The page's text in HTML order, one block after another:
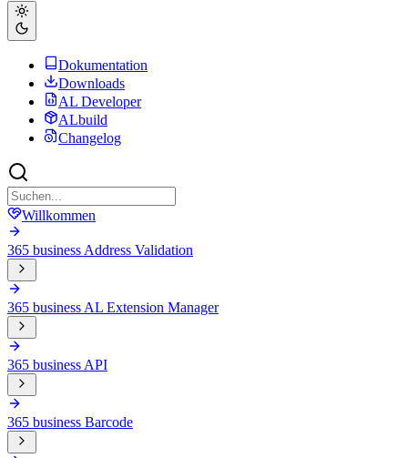
Dokumentation
Downloads
AL Developer
ALbuild
Changelog
Willkommen
365 business Address Validation
365 business AL Extension Manager
365 business API
365 business Barcode